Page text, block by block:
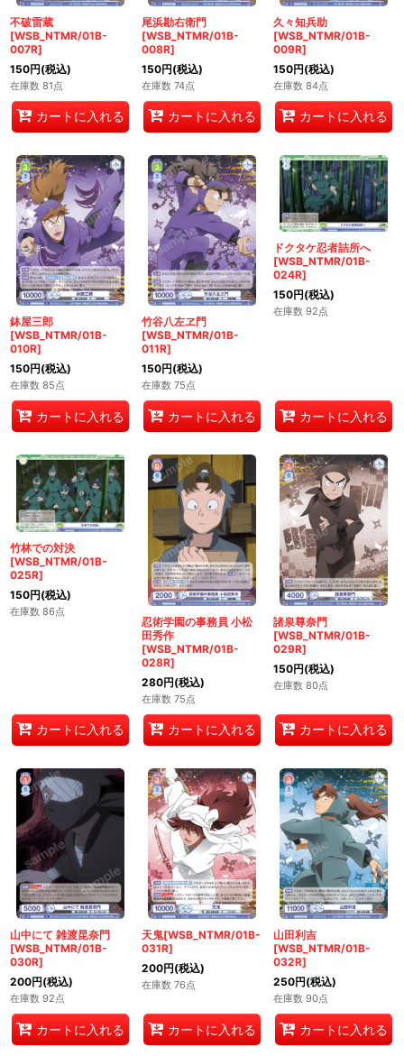
不破雷蔵
[WSB_NTMR/01B-
007R]
150円(税込)
在庫数 81点
カートに入れる
尾浜勘右衛門
[WSB_NTMR/01B-
008R]
150円(税込)
在庫数 74点
カートに入れる
久々知兵助
[WSB_NTMR/01B-
009R]
150円(税込)
在庫数 84点
カートに入れる
鉢屋三郎
[WSB_NTMR/01B-
010R]
150円(税込)
在庫数 85点
カートに入れる
竹谷八左ヱ門
[WSB_NTMR/01B-
011R]
150円(税込)
在庫数 75点
カートに入れる
ドクタケ忍者詰所へ
[WSB_NTMR/01B-
024R]
150円(税込)
在庫数 92点
カートに入れる
竹林での対決
[WSB_NTMR/01B-
025R]
150円(税込)
在庫数 86点
カートに入れる
忍術学園の事務員 小松
田秀作
[WSB_NTMR/01B-
028R]
280円(税込)
在庫数 75点
カートに入れる
諸泉尊奈門
[WSB_NTMR/01B-
029R]
150円(税込)
在庫数 80点
カートに入れる
山中にて 雑渡昆奈門
[WSB_NTMR/01B-
030R]
200円(税込)
在庫数 92点
カートに入れる
天鬼[WSB_NTMR/01B-
031R]
200円(税込)
在庫数 76点
カートに入れる
山田利吉
[WSB_NTMR/01B-
032R]
250円(税込)
在庫数 90点
カートに入れる